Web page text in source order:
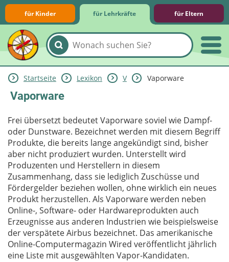
für Kinder für Lehrkräfte für Eltern
Lernmodule
Unterrichts­materialien
Internet-ABC-Schule
Praxishilfen
Aktuelles
Startseite Lexikon V Vaporware
Vaporware
Frei übersetzt bedeutet Vaporware soviel wie Dampf-
oder Dunstware. Bezeichnet werden mit diesem Begriff
Produkte, die bereits lange angekündigt sind, bisher
aber nicht produziert wurden. Unterstellt wird
Produzenten und Herstellern in diesem
Zusammenhang, dass sie lediglich Zuschüsse und
Fördergelder beziehen wollen, ohne wirklich ein neues
Produkt herzustellen. Als Vaporware werden neben
Online-, Software- oder Hardwareprodukten auch
Erzeugnisse aus anderen Industrien wie beispielsweise
der verspätete Airbus bezeichnet. Das amerikanische
Online-Computermagazin Wired veröffentlicht jährlich
eine Liste mit ausgewählten Vapor-Kandidaten.